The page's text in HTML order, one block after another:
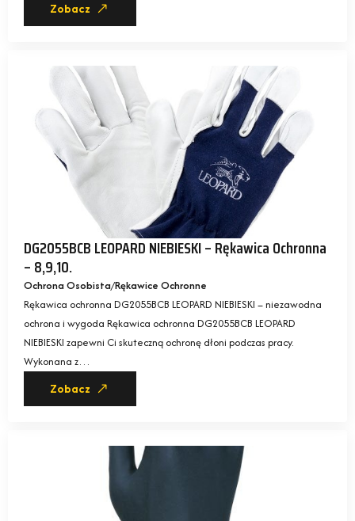
Zobacz
DG2055BCB LEOPARD NIEBIESKI – Rękawica Ochronna
– 8,9,10.
Ochrona Osobista Rękawice Ochronne
Rękawica ochronna DG2055BCB LEOPARD NIEBIESKI – niezawodna
ochrona i wygoda Rękawica ochronna DG2055BCB LEOPARD
NIEBIESKI zapewni Ci skuteczną ochronę dłoni podczas pracy.
Wykonana z…
Zobacz